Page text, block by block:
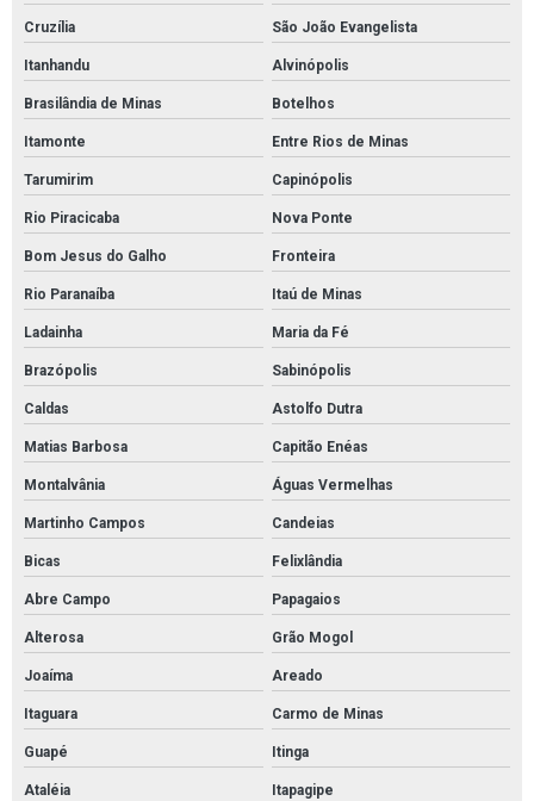
Cruzília São João Evangelista
Itanhandu Alvinópolis
Brasilândia de Minas Botelhos
Itamonte Entre Rios de Minas
Tarumirim Capinópolis
Rio Piracicaba Nova Ponte
Bom Jesus do Galho Fronteira
Rio Paranaíba Itaú de Minas
Ladainha Maria da Fé
Brazópolis Sabinópolis
Caldas Astolfo Dutra
Matias Barbosa Capitão Enéas
Montalvânia Águas Vermelhas
Martinho Campos Candeias
Bicas Felixlândia
Abre Campo Papagaios
Alterosa Grão Mogol
Joaíma Areado
Itaguara Carmo de Minas
Guapé Itinga
Ataléia Itapagipe